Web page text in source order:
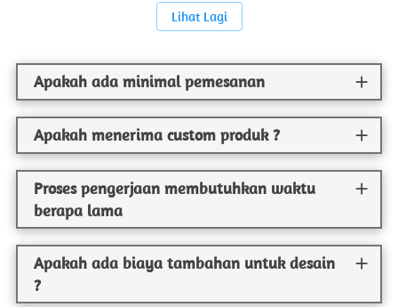
`Lihat Lagi
Apakah ada minimal pemesanan
Apakah menerima custom produk ?
Proses pengerjaan membutuhkan waktu
berapa lama
Apakah ada biaya tambahan untuk desain
?